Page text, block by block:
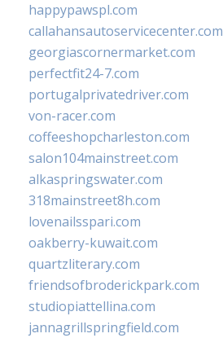
happypawspl.com
callahansautoservicecenter.com
georgiascornermarket.com
perfectfit24-7.com
portugalprivatedriver.com
von-racer.com
coffeeshopcharleston.com
salon104mainstreet.com
alkaspringswater.com
318mainstreet8h.com
lovenailsspari.com
oakberry-kuwait.com
quartzliterary.com
friendsofbroderickpark.com
studiopiattellina.com
jannagrillspringfield.com